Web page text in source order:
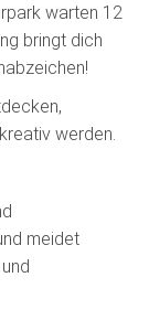
warten 12
bringt dich
werden.
meidet